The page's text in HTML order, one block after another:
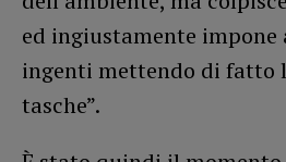
ed ingiustamente
ingenti mettendo di fatto
tasche”.